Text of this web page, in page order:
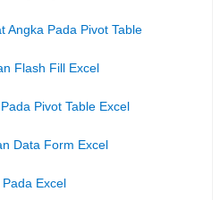
Angka Pada Pivot Table
Flash Fill Excel
Pivot Table Excel
Data Form Excel
Excel